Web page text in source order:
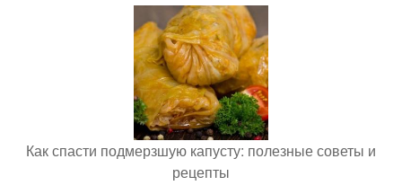
Как спасти подмерзшую капусту: полезные советы и
рецепты